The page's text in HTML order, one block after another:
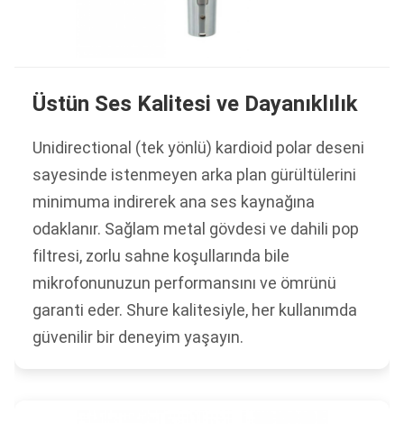
Üstün Ses Kalitesi ve Dayanıklılık
Unidirectional (tek yönlü) kardioid polar deseni
sayesinde istenmeyen arka plan gürültülerini
minimuma indirerek ana ses kaynağına
odaklanır. Sağlam metal gövdesi ve dahili pop
filtresi, zorlu sahne koşullarında bile
mikrofonunuzun performansını ve ömrünü
garanti eder. Shure kalitesiyle, her kullanımda
güvenilir bir deneyim yaşayın.